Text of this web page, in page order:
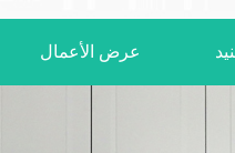
عرض الأعمال